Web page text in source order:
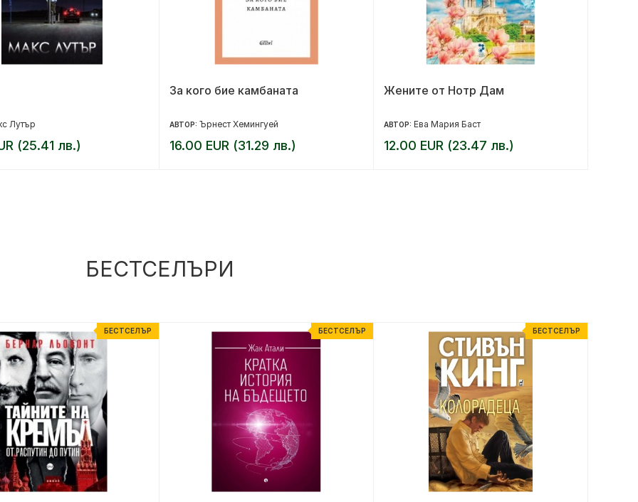
Лутър
(25.41 лв.)
За кого бие камбаната
АВТОР: Ърнест Хемингуей
16.00 EUR (31.29 лв.)
Жените от Нотр Дам
АВТОР: Ева Мария Баст
12.00 EUR (23.47 лв.)
БЕСТСЕЛЪРИ
БЕСТСЕЛЪР БЕСТСЕЛЪР БЕСТСЕЛЪР